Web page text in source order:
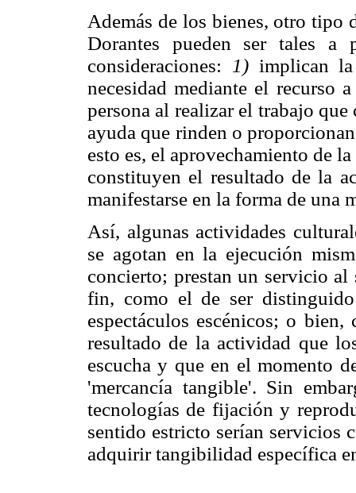
Además de los bienes, otro tipo
Dorantes pueden ser tales a
consideraciones:
1)implican la
necesidad mediante el recurso
persona al realizar el trabajo
ayuda que rinden o
esto es, el aprovechamiento de
constituyen el resultado de la
manifestarse en la forma de una
Así, algunas actividades
se agotan en la ejecución
concierto; prestan un servicio
fin, como el de ser
espectáculos escénicos; o
resultado de la actividad que
escucha y que en el momento
'mercancía tangible'. Sin
tecnologías de fijación y
sentido estricto serían servicios
adquirir tangibilidad específica